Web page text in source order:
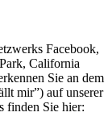
Facebook,
California
Sie an dem
mir”) auf unserer
finden Sie hier: